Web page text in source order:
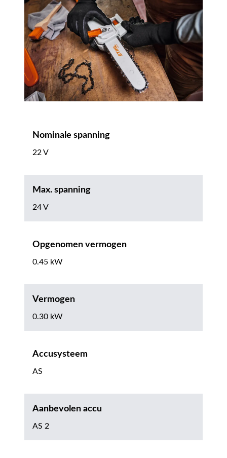
Nominale spanning
22 V
Max. spanning
24 V
Opgenomen vermogen
0.45 kW
Vermogen
0.30 kW
Accusysteem
AS
Aanbevolen accu
AS 2